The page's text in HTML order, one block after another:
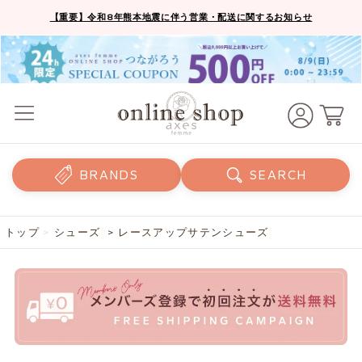
【重要】令和8年熊本地震に伴う営業・配送に関するお知らせ
BRANDS SEARCH
トップ > シューズ > レースアップサテンシューズ